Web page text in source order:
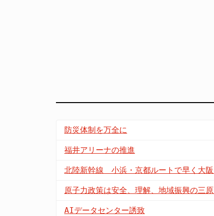
防災体制を万全に
福井アリーナの推進
北陸新幹線 小浜・京都ルートで早く大
原子力政策は安全、理解、地域振興の三
AIデータセンター誘致